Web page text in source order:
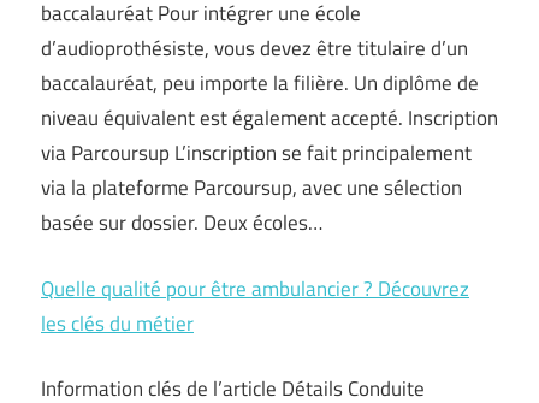
baccalauréat Pour intégrer une école
d’audioprothésiste, vous devez être titulaire d’un
baccalauréat, peu importe la filière. Un diplôme de
niveau équivalent est également accepté. Inscription
via Parcoursup L’inscription se fait principalement
via la plateforme Parcoursup, avec une sélection
basée sur dossier. Deux écoles…
Quelle qualité pour être ambulancier ? Découvrez
les clés du métier
Information clés de l’article Détails Conduite